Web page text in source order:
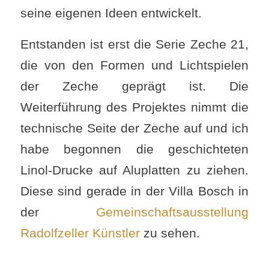
seine eigenen Ideen entwickelt.
Entstanden ist erst die Serie Zeche 21,
die von den Formen und Lichtspielen
der Zeche geprägt ist. Die
Weiterführung des Projektes nimmt die
technische Seite der Zeche auf und ich
habe begonnen die geschichteten
Linol-Drucke auf Aluplatten zu ziehen.
Diese sind gerade in der Villa Bosch in
der Gemeinschaftsausstellung
Radolfzeller Künstlerzu sehen.